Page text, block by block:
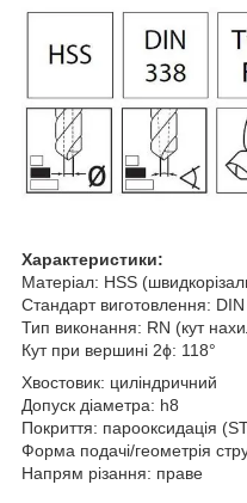
Характеристики:
Матеріал: HSS
Стандарт виготовлення:
Тип виконання: RN (кут
Кут при вершині 2ϕ: 118°
Хвостовик: циліндричний
Допуск діаметра: h8
Покриття: парооксидація
Форма подачі/геометрія
Напрям різання: праве